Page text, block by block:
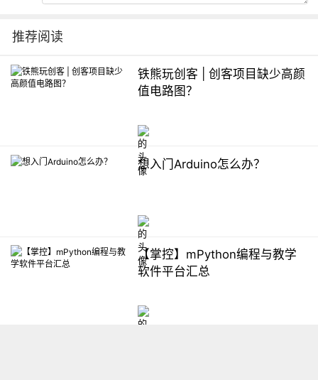
推荐阅读
铁熊玩创客 | 创客项目缺少高颜
值电路图？
想入门Arduino怎么办？
【掌控】mPython编程与教学
软件平台汇总